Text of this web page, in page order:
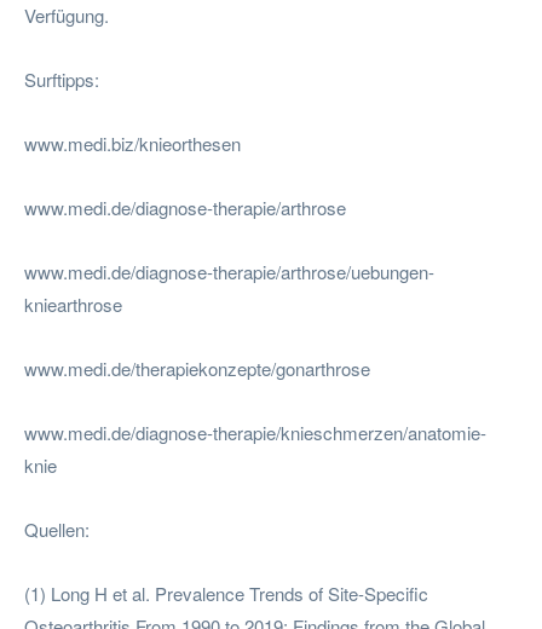
Verfügung.
Surftipps:
www.medi.biz/knieorthesen
www.medi.de/diagnose-therapie/arthrose
www.medi.de/diagnose-therapie/arthrose/uebungen-
kniearthrose
www.medi.de/therapiekonzepte/gonarthrose
www.medi.de/diagnose-therapie/knieschmerzen/anatomie-
knie
Quellen:
(1) Long H et al. Prevalence Trends of Site-Specific